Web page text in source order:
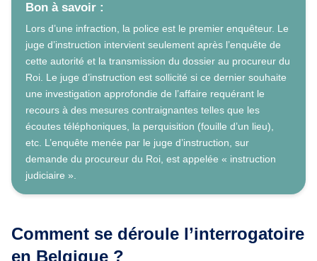
Bon à savoir :
Lors d’une infraction, la police est le premier enquêteur. Le
juge d’instruction intervient seulement après l’enquête de
cette autorité et la transmission du dossier au procureur du
Roi. Le juge d’instruction est sollicité si ce dernier souhaite
une investigation approfondie de l’affaire requérant le
recours à des mesures contraignantes telles que les
écoutes téléphoniques, la perquisition (fouille d’un lieu),
etc. L’enquête menée par le juge d’instruction, sur
demande du procureur du Roi, est appelée « instruction
judiciaire ».
Comment se déroule l’interrogatoire
en Belgique ?